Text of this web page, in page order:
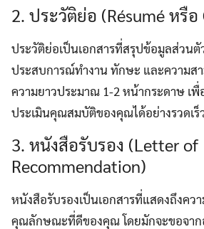
2. ประวัติย่อ (Résumé หรือ
ประวัติย่อเป็นเอกสารที่สรุปข้อมูลส่วนตั
ประสบการณ์ทำงาน ทักษะ และความส
ความยาวประมาณ 1-2 หน้ากระดาษ เพื่
ประเมินคุณสมบัติของคุณได้อย่างรวดเร็
3. หนังสือรับรอง (Letter of
Recommendation)
หนังสือรับรองเป็นเอกสารที่แสดงถึงคว
คุณลักษณะที่ดีของคุณ โดยมักจะขอจาก